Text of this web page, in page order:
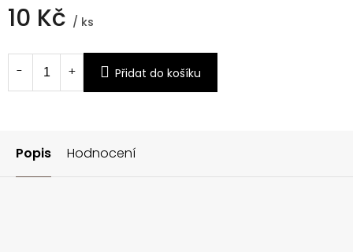
10 Kč / ks
cena:
Přidat do košíku
Popis Hodnocení